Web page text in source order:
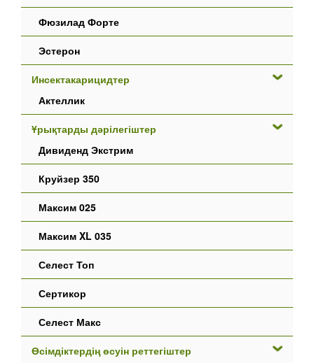
Фюзилад Форте
Эстерон
Инсектакарицидтер
Актеллик
Ұрықтарды дәрілегіштер
Дивиденд Экстрим
Круйзер 350
Максим 025
Максим XL 035
Селест Топ
Сертикор
Селест Макс
Өсімдіктердің өсуін реттегіштер